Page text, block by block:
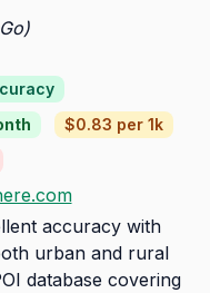
$0.83 per 1k
accuracy with
urban and rural
database covering